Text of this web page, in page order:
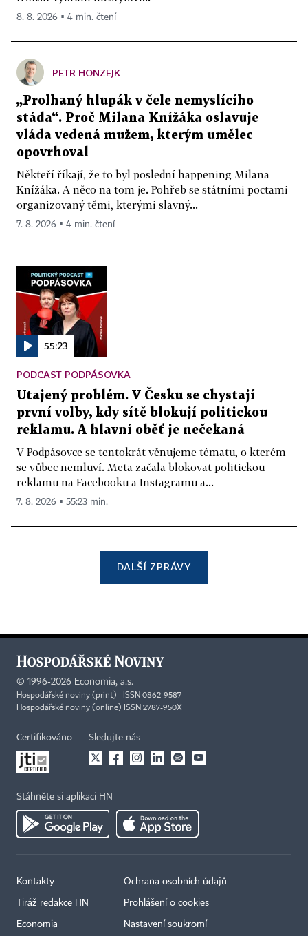
8. 8. 2026 ▪ 4 min. čtení
PETR HONZEJK
„Prolhaný hlupák v čele nemyslícího
stáda“. Proč Milana Knížáka oslavuje
vláda vedená mužem, kterým umělec
opovrhoval
Někteří říkají, že to byl poslední happening Milana
Knížáka. A něco na tom je. Pohřeb se státními poctami
organizovaný těmi, kterými slavný...
7. 8. 2026 ▪ 4 min. čtení
55:23
PODCAST PODPÁSOVKA
Utajený problém. V Česku se chystají
první volby, kdy sítě blokují politickou
reklamu. A hlavní oběť je nečekaná
V Podpásovce se tentokrát věnujeme tématu, o kterém
se vůbec nemluví. Meta začala blokovat politickou
reklamu na Facebooku a Instagramu a...
7. 8. 2026 ▪ 55:23 min.
DALŠÍ ZPRÁVY
© 1996-2026 Economia, a.s.
Hospodářské noviny (print) ISSN 0862-9587
Hospodářské noviny (online) ISSN 2787-950X
Certifikováno Sledujte nás
Stáhněte si aplikaci HN
Kontakty
Tiráž redakce HN
Economia
Ochrana osobních údajů
Prohlášení o cookies
Nastavení soukromí